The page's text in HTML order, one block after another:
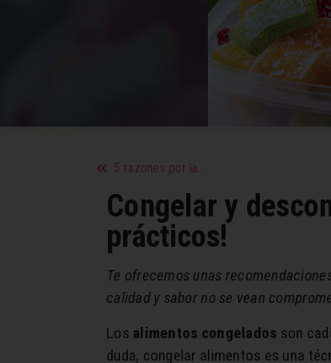
5 razones por las que volver con tu ex es una idea terrible
Congelar y
prácticos!
Te ofrecemos unas
calidad y sabor no se vean
Los alimentos congelados son
duda, congelar alimentos es una